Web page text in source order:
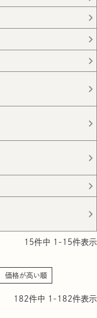
15件中 1 - 15件表示
価格が高い順
182件中 1 - 182件表示